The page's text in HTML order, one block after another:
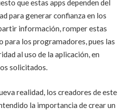
que estas apps dependen del
para generar confianza en los
información, romper estas
para los programadores, pues las
al uso de la aplicación, en
solicitados.
realidad, los creadores de este
la importancia de crear un